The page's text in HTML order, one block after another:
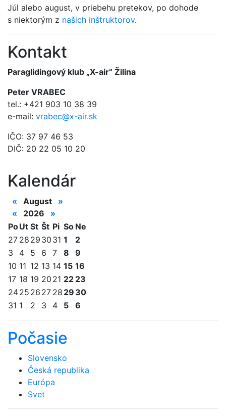
Júl alebo august, v priebehu pretekov, po dohode
s niektorým z našich inštruktorov.
Kontakt
Paraglidingový klub „X-air“ Žilina
Peter VRABEC
tel.: +421 903 10 38 39
e-mail: vrabec@x-air.sk
IČO: 37 97 46 53
DIČ: 20 22 05 10 20
Kalendár
« August
»
«
2026
»
PoUt St Št Pi So Ne
27 28 29 30 31 1
2
3
4 5 6 7 8
9
10 11 12 13 14 15 16
17 18 19 20 21 22 23
2425 26 27 28 29 30
31 1 2 3 4 5 6
Počasie
Slovensko
Česká republika
Európa
Svet